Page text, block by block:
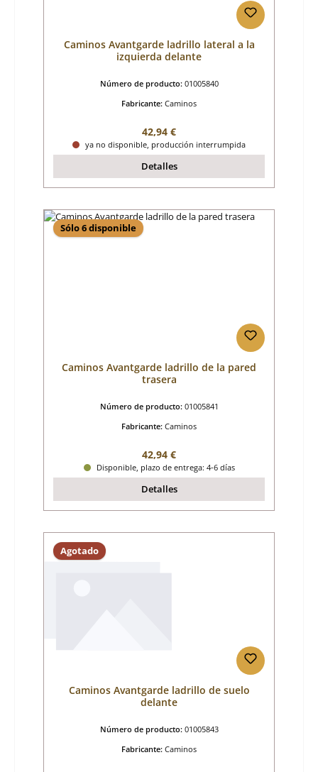
Caminos Avantgarde ladrillo lateral a la
izquierda delante
Número de producto: 01005840
Fabricante: Caminos
Precio normal:
42,94 €
ya no disponible, producción interrumpida
Detalles
Sólo 6 disponible
Caminos Avantgarde ladrillo de la pared
trasera
Número de producto: 01005841
Fabricante: Caminos
Precio normal:
42,94 €
Disponible, plazo de entrega: 4-6 días
Detalles
Agotado
Caminos Avantgarde ladrillo de suelo
delante
Número de producto: 01005843
Fabricante: Caminos